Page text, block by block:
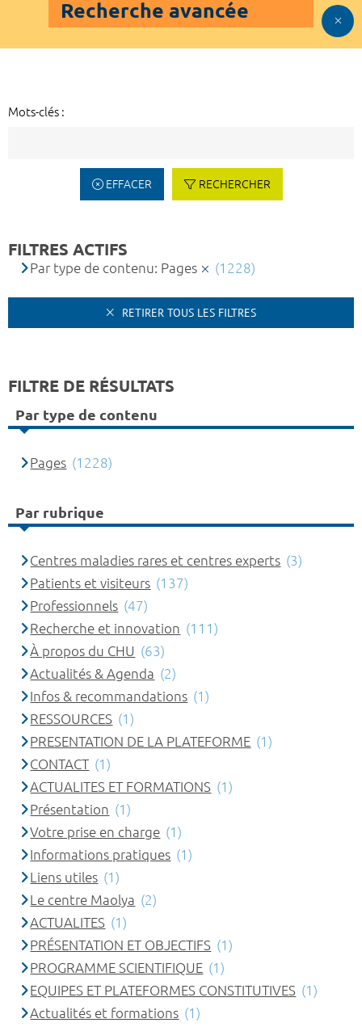
Recherche avancée
Mots-clés :
EFFACER RECHERCHER
FILTRES ACTIFS
Par type de contenu: Pages (1228)
RETIRER TOUS LES FILTRES
FILTRE DE RÉSULTATS
Par type de contenu
Pages (1228)
Par rubrique
Centres maladies rares et centres experts (3)
Patients et visiteurs (137)
Professionnels (47)
Recherche et innovation (111)
À propos du CHU (63)
Actualités & Agenda (2)
Infos & recommandations (1)
RESSOURCES (1)
PRESENTATION DE LA PLATEFORME (1)
CONTACT (1)
ACTUALITES ET FORMATIONS (1)
Présentation (1)
Votre prise en charge (1)
Informations pratiques (1)
Liens utiles (1)
Le centre Maolya (2)
ACTUALITES (1)
PRÉSENTATION ET OBJECTIFS (1)
PROGRAMME SCIENTIFIQUE (1)
EQUIPES ET PLATEFORMES CONSTITUTIVES (1)
Actualités et formations (1)